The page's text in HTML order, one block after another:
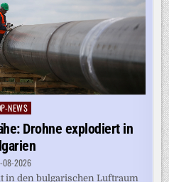
NEWS
Drohne explodiert in
08-2026
in den bulgarischen Luftraum